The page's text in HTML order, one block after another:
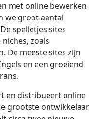
met online bewerken
we groot aantal
spelletjes sites
zoals
De meeste sites zijn
en een groeiend
en distribueert online
grootste ontwikkelaar